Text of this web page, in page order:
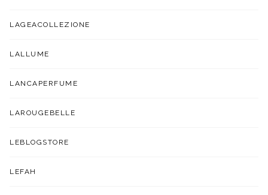
LAGEACOLLEZIONE
LALLUME
LANCAPERFUME
LAROUGEBELLE
LEBLOGSTORE
LEFAH